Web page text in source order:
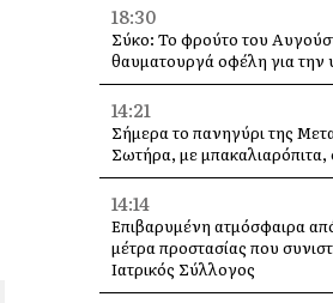
18:30
Σύκο: Το φρούτο του
θαυματουργά οφέλη για την
14:21
Σήμερα το πανηγύρι της
Σωτήρα, με μπακαλιαρόπιτα,
14:14
Επιβαρυμένη ατμόσφαιρα
μέτρα προστασίας που
Ιατρικός Σύλλογος